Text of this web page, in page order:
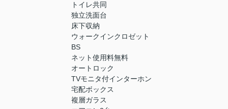
トイレ共同
独立洗面台
床下収納
ウォークインクロゼット
BS
ネット使用料無料
オートロック
TVモニタ付インターホン
宅配ボックス
複層ガラス